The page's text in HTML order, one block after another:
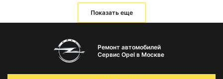
Показать еще
Ремонт автомобилей
Сервис Opel в Москве